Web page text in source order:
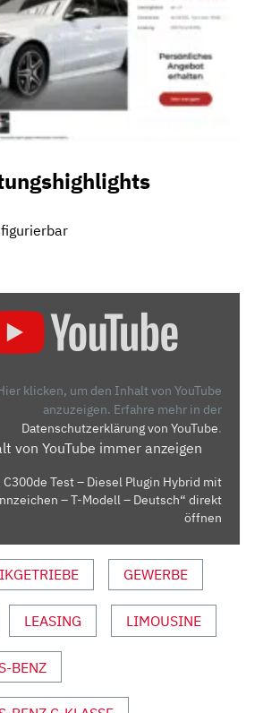
klicken, um den Inhalt von YouTube
anzuzeigen. Erfahre mehr in der
Datenschutzerklärung von YouTube.
von YouTube immer anzeigen
C300de Test – Diesel Plugin Hybrid mit
– T-Modell – Deutsch“ direkt
öffnen
GEWERBE
LEASING LIMOUSINE
BENZ